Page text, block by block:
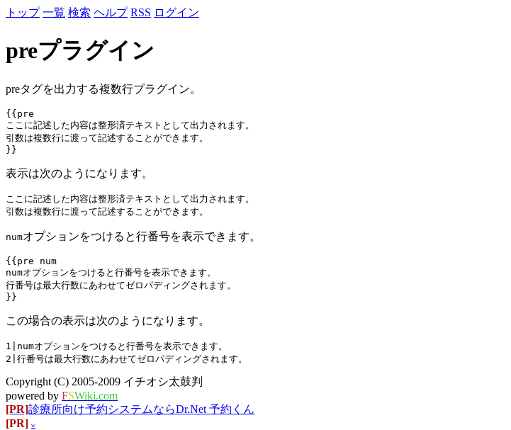
トップ 一覧 検索 ヘルプ RSS ログイン
preプラグイン
preタグを出力する複数行プラグイン。
{{pre
ここに記述した内容は整形済テキストとして出力されます。
引数は複数行に渡って記述することができます。
表示は次のようになります。
ここに記述した内容は整形済テキストとして出力されます。
numオプションをつけると行番号を表示できます。
{{pre num
numオプションをつけると行番号を表示できます。
行番号は最大行数にあわせてゼロパディングされます。
この場合の表示は次のようになります。
1|numオプションをつけると行番号を表示できます。
Copyright (C) 2005-2009 イチオシ太鼓判
powered by FSWiki.com
[PR]診療所向け予約システムならDr.Net 予約くん
[PR] w